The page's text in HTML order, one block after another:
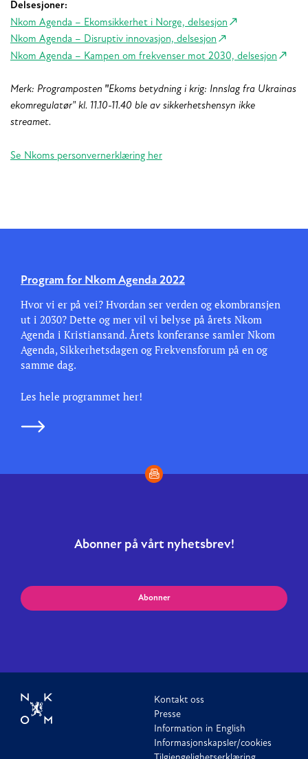
Delsesjoner:
Nkom Agenda – Ekomsikkerhet i Norge, delsesjon
Nkom Agenda – Disruptiv innovasjon, delsesjon
Nkom Agenda – Kampen om frekvenser mot 2030, delsesjon
Merk: Programposten "Ekoms betydning i krig: Innslag fra Ukrainas
ekomregulatør" kl. 11.10-11.40 ble av sikkerhetshensyn ikke
streamet.
Se Nkoms personvernerklæring her
Program for Nkom Agenda 2022
Hvor vi er på vei? Hvordan ser verden og ekombransjen
ut i 2030? Dette og mer vil vi belyse på årets Nkom
Agenda i Kristiansand. Årets konferanse samler Nkom
Agenda, Sikkerhetsdagen og Frekvensforum på en og
samme dag.
Les hele programmet her!
Abonner på vårt nyhetsbrev!
Abonner
Kontakt oss
Presse
Information in English
Informasjonskapsler/cookies